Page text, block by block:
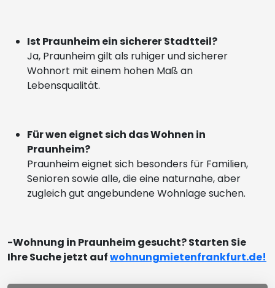
Ist Praunheim ein sicherer Stadtteil?
Ja, Praunheim gilt als ruhiger und sicherer
Wohnort mit einem hohen Maß an
Lebensqualität.
Für wen eignet sich das Wohnen in
Praunheim?
Praunheim eignet sich besonders für Familien,
Senioren sowie alle, die eine naturnahe, aber
zugleich gut angebundene Wohnlage suchen.
-Wohnung in Praunheim gesucht? Starten Sie
Ihre Suche jetzt aufwohnungmietenfrankfurt.de!